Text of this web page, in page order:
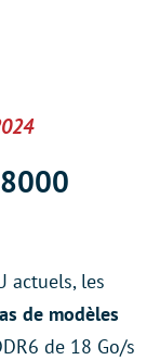
actuels, les
de modèles
de 18 Go/s